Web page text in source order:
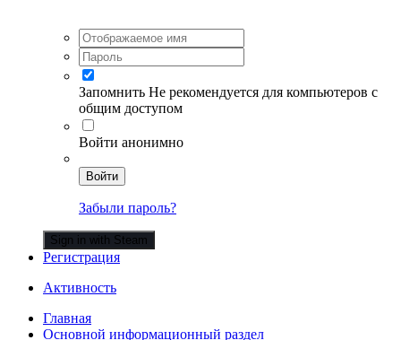
Запомнить Не рекомендуется для компьютеров с
общим доступом
Войти анонимно
Войти
Забыли пароль?
Sign in with Steam
Регистрация
Активность
Главная
Основной информационный раздел